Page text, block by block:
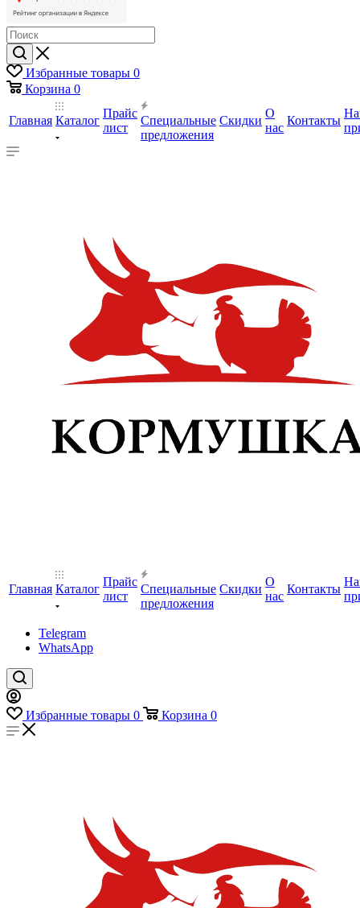
Избранные товары 0
Корзина 0
Главная Каталог
Прайс
лист
Специальные
предложения
Скидки
О
нас
Контакты
Главная Каталог
Прайс
лист
Специальные
предложения
Скидки
О
нас
Контакты
Telegram
WhatsApp
Избранные товары 0 Корзина 0